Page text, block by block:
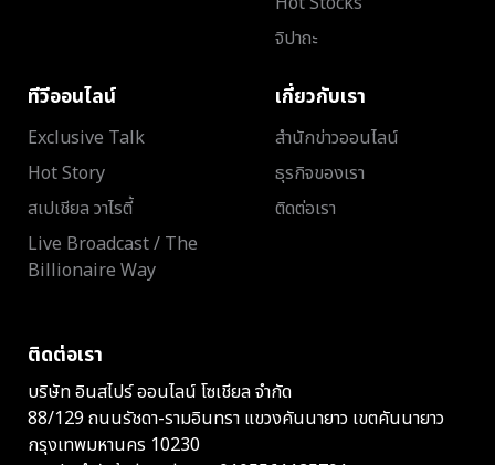
จิปาถะ
ทีวีออนไลน์
Exclusive Talk
Hot Story
สเปเชียล วาไรตี้
Live Broadcast / The
Billionaire Way
เกี่ยวกับเรา
สำนักข่าวออนไลน์
ธุรกิจของเรา
ติดต่อเรา
ติดต่อเรา
บริษัท อินสไปร์ ออนไลน์ โซเชียล จำกัด
88/129 ถนนรัชดา-รามอินทรา แขวงคันนายาว เขตคันนายาว
กรุงเทพมหานคร 10230